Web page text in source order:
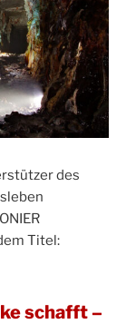
des
Titel:
schafft –